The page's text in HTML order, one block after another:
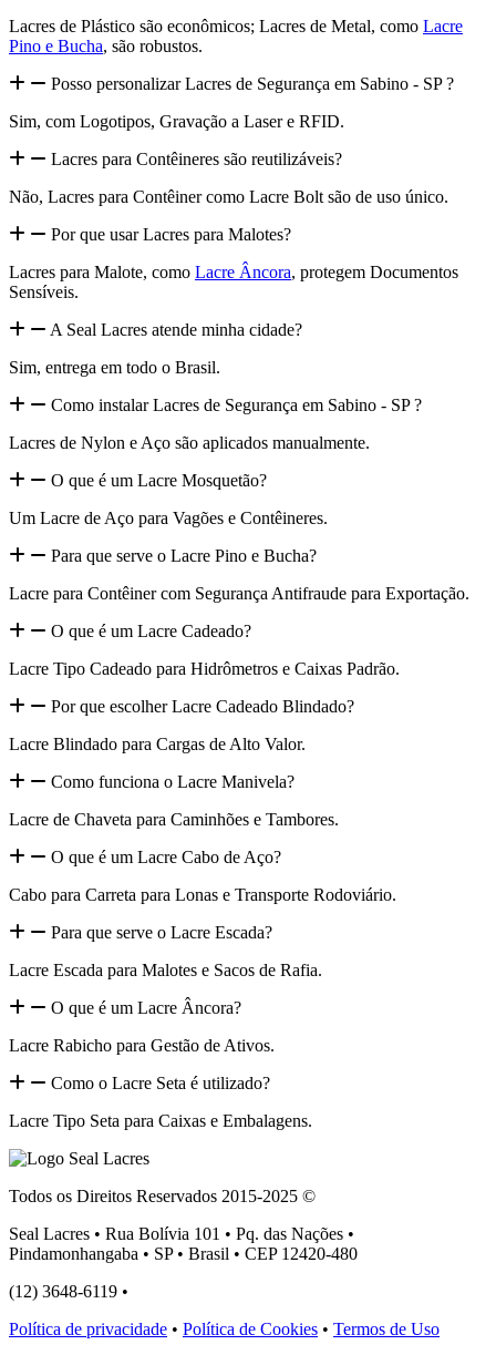
Lacres de Plástico são econômicos; Lacres de Metal, como Lacre
Pino e Bucha, são robustos.
Posso personalizar Lacres de Segurança em Sabino - SP ?
Sim, com Logotipos, Gravação a Laser e RFID.
Lacres para Contêineres são reutilizáveis?
Não, Lacres para Contêiner como Lacre Bolt são de uso único.
Por que usar Lacres para Malotes?
Lacres para Malote, como Lacre Âncora, protegem Documentos
Sensíveis.
A Seal Lacres atende minha cidade?
Sim, entrega em todo o Brasil.
Como instalar Lacres de Segurança em Sabino - SP ?
Lacres de Nylon e Aço são aplicados manualmente.
O que é um Lacre Mosquetão?
Um Lacre de Aço para Vagões e Contêineres.
Para que serve o Lacre Pino e Bucha?
Lacre para Contêiner com Segurança Antifraude para Exportação.
O que é um Lacre Cadeado?
Lacre Tipo Cadeado para Hidrômetros e Caixas Padrão.
Por que escolher Lacre Cadeado Blindado?
Lacre Blindado para Cargas de Alto Valor.
Como funciona o Lacre Manivela?
Lacre de Chaveta para Caminhões e Tambores.
O que é um Lacre Cabo de Aço?
Cabo para Carreta para Lonas e Transporte Rodoviário.
Para que serve o Lacre Escada?
Lacre Escada para Malotes e Sacos de Rafia.
O que é um Lacre Âncora?
Lacre Rabicho para Gestão de Ativos.
Como o Lacre Seta é utilizado?
Lacre Tipo Seta para Caixas e Embalagens.
Todos os Direitos Reservados 2015-2025 ©
Seal Lacres • Rua Bolívia 101 • Pq. das Nações •
Pindamonhangaba • SP • Brasil • CEP 12420-480
(12) 3648-6119 •
Política de privacidade • Política de Cookies • Termos de Uso